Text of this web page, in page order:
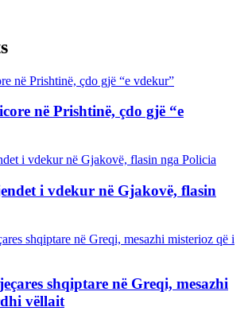
në Prishtinë, çdo gjë “e
i vdekur në Gjakovë, flasin
shqiptare në Greqi, mesazhi
vëllait